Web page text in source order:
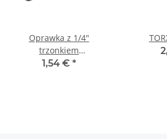
Oprawka z 1/4"
trzonkiem
sześciokątnym 11 mm
1,54 € *